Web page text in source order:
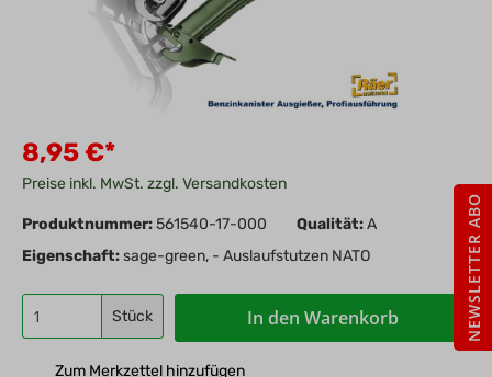
8,95 €*
Preise inkl. MwSt. zzgl. Versandkosten
Produktnummer:561540-17-000 Qualität:A
Eigenschaft:sage-green, - Auslaufstutzen NATO
Stück In den Warenkorb
Zum Merkzettel hinzufügen
NEWSLETTER ABO